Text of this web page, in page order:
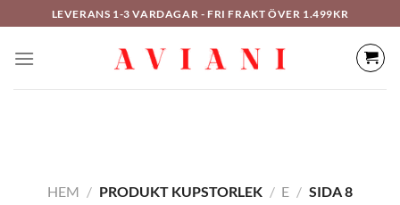
till
innehåll
LEVERANS 1-3 VARDAGAR - FRI FRAKT ÖVER 1.499KR
HEM / PRODUKT KUPSTORLEK / E / SIDA 8